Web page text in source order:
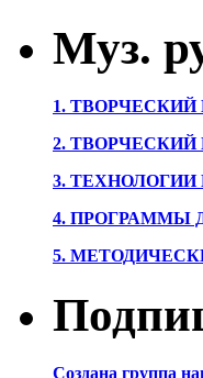
Муз.
1.
2.
3.
4. ПРОГРАММЫ
5.
Создана группа